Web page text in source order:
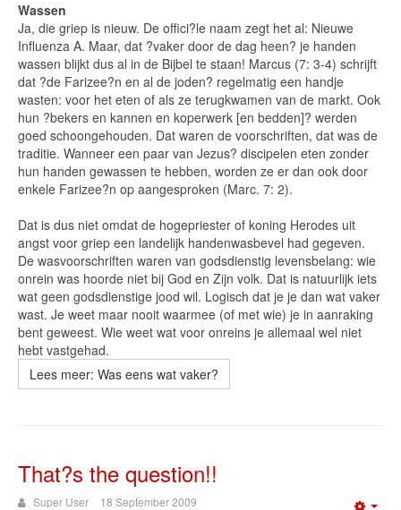
Wassen
Ja, die griep is nieuw. De offici?le naam zegt het al: Nieuwe
Influenza A. Maar, dat ?vaker door de dag heen? je handen
wassen blijkt dus al in de Bijbel te staan! Marcus (7: 3-4) schrijft
dat ?de Farizee?n en al de joden? regelmatig een handje
wasten: voor het eten of als ze terugkwamen van de markt. Ook
hun ?bekers en kannen en koperwerk [en bedden]? werden
goed schoongehouden. Dat waren de voorschriften, dat was de
traditie. Wanneer een paar van Jezus? discipelen eten zonder
hun handen gewassen te hebben, worden ze er dan ook door
enkele Farizee?n op aangesproken (Marc. 7: 2).
Dat is dus niet omdat de hogepriester of koning Herodes uit
angst voor griep een landelijk handenwasbevel had gegeven.
De wasvoorschriften waren van godsdienstig levensbelang: wie
onrein was hoorde niet bij God en Zijn volk. Dat is natuurlijk iets
wat geen godsdienstige jood wil. Logisch dat je je dan wat vaker
wast. Je weet maar nooit waarmee (of met wie) je in aanraking
bent geweest. Wie weet wat voor onreins je allemaal wel niet
hebt vastgehad.
Lees meer: Was eens wat vaker?
That?s the question!!
Super User 18 September 2009